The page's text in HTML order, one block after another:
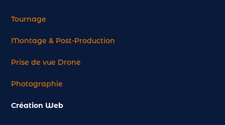
Tournage
Montage & Post-Production
Prise de vue Drone
Photographie
Création Web